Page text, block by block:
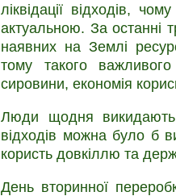
ліквідації відходів,
актуальною. За останні
наявних на Землі
тому такого
сировини, економія
Люди щодня викидають
відходів можна було б
користь довкіллю та
День вторинної